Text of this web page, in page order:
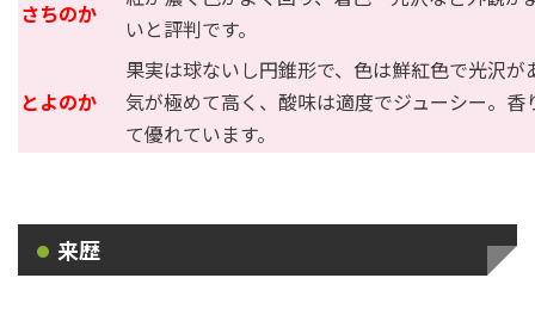
さちのか
いと評判です。
とよのか
果実は球ないし円錐形で、色は鮮紅色で光沢
気が極めて高く、酸味は適度でジューシー。
て優れています。
来歴